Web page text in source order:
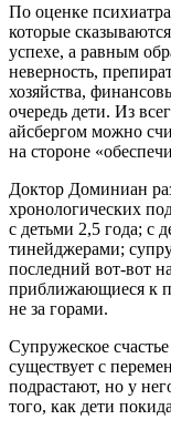
По оценке
которые
успехе, а равным
неверность,
хозяйства,
очередь дети. Из
айсбергом можно
на стороне
Доктор Доминиан
хронологических
с детьми 2,5 года; с
тинейджерами;
последний вот-вот
приближающиеся к
не за горами.
Супружеское
существует с
подрастают, но у
того, как дети